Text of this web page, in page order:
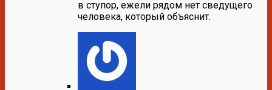
в ступор, ежели рядом нет сведущего
человека, который объяснит.